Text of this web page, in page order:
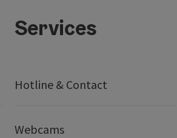
Services
Hotline & Contact
Webcams